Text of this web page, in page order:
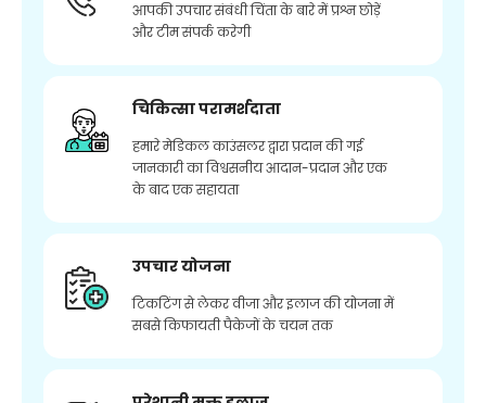
आपकी उपचार संबंधी चिंता के बारे में प्रश्न छोड़ें
और टीम संपर्क करेगी
चिकित्सा परामर्शदाता
हमारे मेडिकल काउंसलर द्वारा प्रदान की गई
जानकारी का विश्वसनीय आदान-प्रदान और एक
के बाद एक सहायता
उपचार योजना
टिकटिंग से लेकर वीजा और इलाज की योजना में
सबसे किफायती पैकेजों के चयन तक